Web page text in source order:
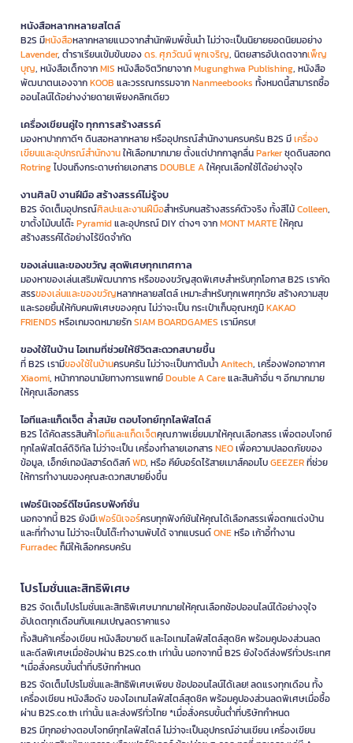
หนังสือหลากหลายสไตล์
B2S มีหนังสือหลากหลายแนวจากสำนักพิมพ์ชั้นนำ ไม่ว่าจะเป็นนิยายยอดนิยมอย่าง
Lavender, ตำราเรียนเข้มข้นของดร. ศุภวัฒน์ พุกเจริญ, นิตยสารอัปเดตจากเพ็ญ
บุญ, หนังสือเด็กจากMIS หนังสือจิตวิทยาจากMugunghwa Publishing, หนังสือ
พัฒนาตนเองจากKOOB และวรรณกรรมจากNanmeebooks ทั้งหมดนี้สามารถซื้อ
ออนไลน์ได้อย่างง่ายดายเพียงคลิกเดียว
เครื่องเขียนคู่ใจ ทุกการสร้างสรรค์
มองหาปากกาดีๆ ดินสอหลากหลาย หรืออุปกรณ์สำนักงานครบครัน B2S มีเครื่อง
เขียนและอุปกรณ์สำนักงานให้เลือกมากมาย ตั้งแต่ปากกาลูกลื่นParkerชุดดินสอกด
Rotringไปจนถึงกระดาษถ่ายเอกสารDOUBLE Aให้คุณเลือกใช้ได้อย่างจุใจ
งานศิลป์ งานฝีมือ สร้างสรรค์ไม่รู้จบ
B2S จัดเต็มอุปกรณ์ศิลปะและงานฝีมือสำหรับคนสร้างสรรค์ตัวจริง ทั้งสีไม้Colleen,
ขาตั้งไม้บนโต๊ะPyramidและอุปกรณ์ DIY ต่างๆ จากMONT MARTEให้คุณ
สร้างสรรค์ได้อย่างไร้ขีดจำกัด
ของเล่นและของขวัญ สุดพิเศษทุกเทศกาล
มองหาของเล่นเสริมพัฒนาการ หรือของขวัญสุดพิเศษสำหรับทุกโอกาส B2S เราคัด
สรรของเล่นและของขวัญหลากหลายสไตล์ เหมาะสำหรับทุกเพศทุกวัย สร้างความสุข
และรอยยิ้มให้กับคนพิเศษของคุณ ไม่ว่าจะเป็น กระเป๋าเก็บอุณหภูมิKAKAO
FRIENDS หรือเกมจดหมายรักSIAM BOARDGAMES เรามีครบ!
ของใช้ในบ้าน ไอเทมที่ช่วยให้ชีวิตสะดวกสบายขึ้น
ที่ B2S เรามีของใช้ในบ้านครบครัน ไม่ว่าจะเป็นกาต้มน้ำAnitech, เครื่องฟอกอากาศ
Xiaomi, หน้ากากอนามัยทางการแพทย์Double A Careและสินค้าอื่น ๆ อีกมากมาย
ให้คุณเลือกสรร
ไอทีและแก็ดเจ็ต ล้ำสมัย ตอบโจทย์ทุกไลฟ์สไตล์
B2S ได้คัดสรรสินค้าไอทีและแก็ดเจ็ตคุณภาพเยี่ยมมาให้คุณเลือกสรร เพื่อตอบโจทย์
ทุกไลฟ์สไตล์ดิจิทัล ไม่ว่าจะเป็น เครื่องทำลายเอกสารNEOเพื่อความปลอดภัยของ
ข้อมูล, เอ็กซ์เทอนัลฮาร์ดดิสก์WD, หรือ คีย์บอร์ดไร้สายเมาส์คอมโบGEEZERที่ช่วย
ให้การทำงานของคุณสะดวกสบายยิ่งขึ้น
เฟอร์นิเจอร์ดีไซน์ครบฟังก์ชั่น
นอกจากนี้ B2S ยังมีเฟอร์นิเจอร์ครบทุกฟังก์ชันให้คุณได้เลือกสรรเพื่อตกแต่งบ้าน
และที่ทำงาน ไม่ว่าจะเป็นโต๊ะทำงานพับได้ จากแบรนด์ONEหรือ เก้าอี้ทำงาน
Furradecก็มีให้เลือกครบครัน
โปรโมชั่นและสิทธิพิเศษ
B2S จัดเต็มโปรโมชั่นและสิทธิพิเศษมากมายให้คุณเลือกช้อปออนไลน์ได้อย่างจุใจ
อัปเดตทุกเดือนกับแคมเปญลดราคาแรง
ทั้งสินค้าเครื่องเขียน หนังสือขายดี และไอเทมไลฟ์สไตล์สุดชิค พร้อมคูปองส่วนลด
และดีลพิเศษเมื่อช้อปผ่าน B2S.co.th เท่านั้น นอกจากนี้ B2S ยังใจดีส่งฟรีทั่วประเทศ
*เมื่อสั่งครบขั้นต่ำที่บริษัทกำหนด
B2S จัดเต็มโปรโมชั่นและสิทธิพิเศษเพียบ ช้อปออนไลน์ได้เลย! ลดแรงทุกเดือน ทั้ง
เครื่องเขียน หนังสือดัง ของไอเทมไลฟ์สไตล์สุดชิค พร้อมคูปองส่วนลดพิเศษเมื่อซื้อ
ผ่าน B2S.co.th เท่านั้น และส่งฟรีทั่วไทย *เมื่อสั่งครบขั้นต่ำที่บริษัทกำหนด
B2S มีทุกอย่างตอบโจทย์ทุกไลฟ์สไตล์ ไม่ว่าจะเป็นอุปกรณ์อ่านเขียน เครื่องเขียน